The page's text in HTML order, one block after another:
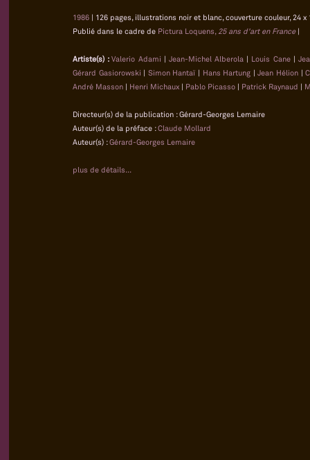
1986 | 126 pages, illustrations noir et blanc, couverture couleur, 24 x
Publié dans le cadre de Pictura Loquens, 25 ans d'art en France|
Artiste(s) :Valerio Adami | Jean-Michel Alberola | Louis Cane|
Gérard Gasiorowski | Simon Hantaï | Hans Hartung |Jean Hélion|
André Masson | Henri Michaux | Pablo Picasso | Patrick Raynaud |
Directeur(s) de la publication : Gérard-Georges Lemaire
Auteur(s) de la préface :Claude Mollard
Auteur(s) :Gérard-Georges Lemaire
plus de détails...